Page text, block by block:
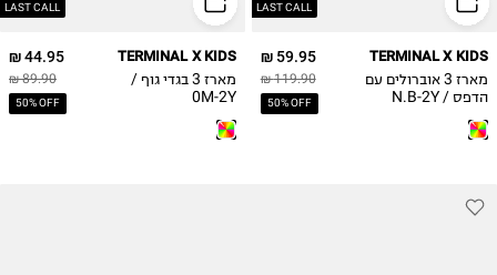
LAST CALL
59.95 ₪
119.90 ₪
50% OFF
TERMINAL X KIDS
מארז 3 אוברולים עם
הדפס / N.B-2Y
LAST CALL
44.95 ₪
89.90 ₪
50% OFF
TERMINAL X KIDS
מארז 3 בגדי גוף /
0M-2Y